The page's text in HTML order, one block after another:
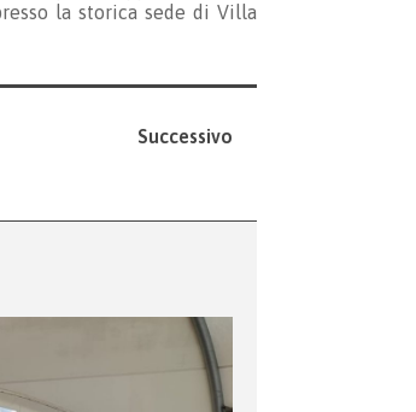
la storica sede di Villa
Successivo